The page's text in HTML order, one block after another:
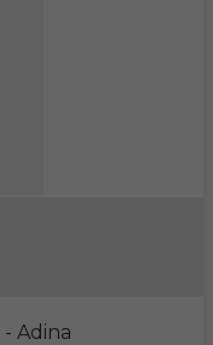
- Adina